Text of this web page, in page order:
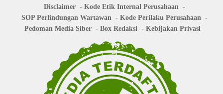
Disclaimer
Kode Etik Internal Perusahaan
SOP Perlindungan Wartawan
Kode Perilaku Perusahaan
Pedoman Media Siber
Box Redaksi Kebijakan Privasi